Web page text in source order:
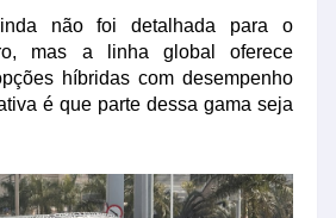
não foi detalhada para o
mas a linha global oferece
híbridas com desempenho
é que parte dessa gama seja